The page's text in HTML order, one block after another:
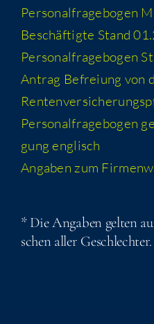
Per­so­nal­fra­ge­bo­gen
Beschäf­tig­te Stand
Per­so­nal­fra­ge­bo­gen
Antrag Befrei­ung von
Per­so­nal­fra­ge­bo­gen
gung englisch
Anga­ben zum
* Die Anga­ben gel­ten
schen aller Geschlechter.